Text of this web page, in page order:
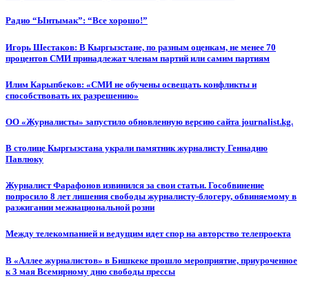
Радио “Ынтымак”: “Все хорошо!”
Игорь Шестаков: В Кыргызстане, по разным оценкам, не менее 70
процентов СМИ принадлежат членам партий или самим партиям
Илим Карыпбеков: «СМИ не обучены освещать конфликты и
способствовать их разрешению»
ОО «Журналисты» запустило обновленную версию сайта journalist.kg.
В столице Кыргызстана украли памятник журналисту Геннадию
Павлюку
Журналист Фарафонов извинился за свои статьи. Гособвинение
попросило 8 лет лишения свободы журналисту-блогеру, обвиняемому в
разжигании межнациональной розни
Между телекомпанией и ведущим идет спор на авторство телепроекта
В «Аллее журналистов» в Бишкеке прошло мероприятие, приуроченное
к 3 мая Всемирному дню свободы прессы